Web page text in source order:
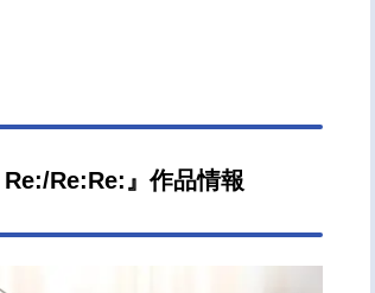
Re:/Re:Re:』作品情報